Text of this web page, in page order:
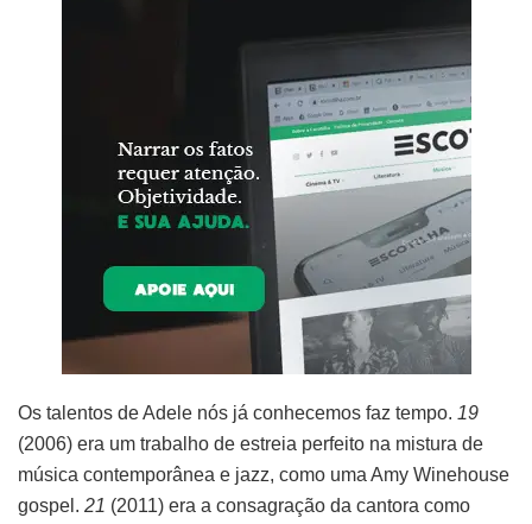
Os talentos de Adele nós já conhecemos faz tempo. 19
(2006) era um trabalho de estreia perfeito na mistura de
música contemporânea e jazz, como uma Amy Winehouse
gospel. 21 (2011) era a consagração da cantora como